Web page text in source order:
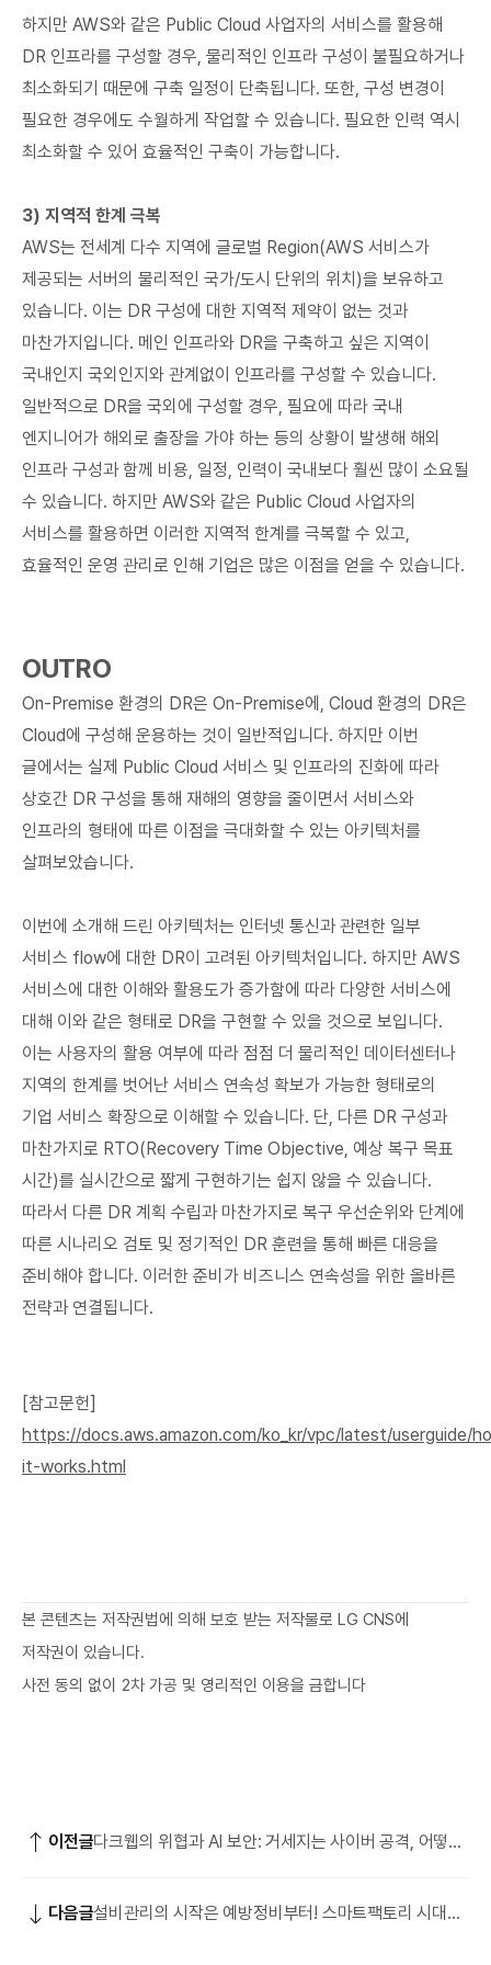
하지만 AWS와 같은 Public Cloud 사업자의 서비스를 활용해
DR 인프라를 구성할 경우, 물리적인 인프라 구성이 불필요하거나
최소화되기 때문에 구축 일정이 단축됩니다. 또한, 구성 변경이
필요한 경우에도 수월하게 작업할 수 있습니다. 필요한 인력 역시
최소화할 수 있어 효율적인 구축이 가능합니다.
3) 지역적 한계 극복
AWS는 전세계 다수 지역에 글로벌 Region(AWS 서비스가
제공되는 서버의 물리적인 국가/도시 단위의 위치)을 보유하고
있습니다. 이는 DR 구성에 대한 지역적 제약이 없는 것과
마찬가지입니다. 메인 인프라와 DR을 구축하고 싶은 지역이
국내인지 국외인지와 관계없이 인프라를 구성할 수 있습니다.
일반적으로 DR을 국외에 구성할 경우, 필요에 따라 국내
엔지니어가 해외로 출장을 가야 하는 등의 상황이 발생해 해외
인프라 구성과 함께 비용, 일정, 인력이 국내보다 훨씬 많이 소요될
수 있습니다. 하지만 AWS와 같은 Public Cloud 사업자의
서비스를 활용하면 이러한 지역적 한계를 극복할 수 있고,
효율적인 운영 관리로 인해 기업은 많은 이점을 얻을 수 있습니다.
OUTRO
On-Premise 환경의 DR은 On-Premise에, Cloud 환경의 DR은
Cloud에 구성해 운용하는 것이 일반적입니다. 하지만 이번
글에서는 실제 Public Cloud 서비스 및 인프라의 진화에 따라
상호간 DR 구성을 통해 재해의 영향을 줄이면서 서비스와
인프라의 형태에 따른 이점을 극대화할 수 있는 아키텍처를
살펴보았습니다.
이번에 소개해 드린 아키텍처는 인터넷 통신과 관련한 일부
서비스 flow에 대한 DR이 고려된 아키텍처입니다. 하지만 AWS
서비스에 대한 이해와 활용도가 증가함에 따라 다양한 서비스에
대해 이와 같은 형태로 DR을 구현할 수 있을 것으로 보입니다.
이는 사용자의 활용 여부에 따라 점점 더 물리적인 데이터센터나
지역의 한계를 벗어난 서비스 연속성 확보가 가능한 형태로의
기업 서비스 확장으로 이해할 수 있습니다. 단, 다른 DR 구성과
마찬가지로 RTO(Recovery Time Objective, 예상 복구 목표
시간)를 실시간으로 짧게 구현하기는 쉽지 않을 수 있습니다.
따라서 다른 DR 계획 수립과 마찬가지로 복구 우선순위와 단계에
따른 시나리오 검토 및 정기적인 DR 훈련을 통해 빠른 대응을
준비해야 합니다. 이러한 준비가 비즈니스 연속성을 위한 올바른
전략과 연결됩니다.
[참고문헌]
https://docs.aws.amazon.com/ko_kr/vpc/latest/userguide/
it-works.html
본 콘텐츠는 저작권법에 의해 보호 받는 저작물로 LG CNS에
저작권이 있습니다.
사전 동의 없이 2차 가공 및 영리적인 이용을 금합니다
이전글다크웹의 위협과 AI 보안: 거세지는 사이버 공격, 어떻게
다음글설비관리의 시작은 예방정비부터! 스마트팩토리 시대의